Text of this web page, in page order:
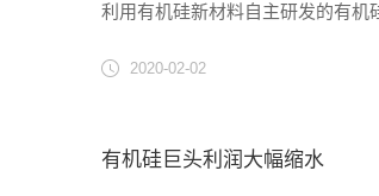
利用有机硅新材料自主研发的有机
北京农林科学院......
2020-02-02
有机硅巨头利润大幅缩水